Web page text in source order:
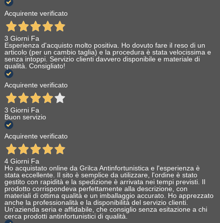
Acquirente verificato
3 Giorni Fa
Esperienza d'acquisto molto positiva. Ho dovuto fare il reso di un
articolo (per un cambio taglia) e la procedura è stata velocissima e
senza intoppi. Servizio clienti davvero disponibile e materiale di
qualità. Consigliato!
Acquirente verificato
3 Giorni Fa
Buon servizio
Acquirente verificato
4 Giorni Fa
Ho acquistato online da Grilca Antinfortunistica e l'esperienza è
stata eccellente. Il sito è semplice da utilizzare, l'ordine è stato
gestito con rapidità e la spedizione è arrivata nei tempi previsti. Il
prodotto corrispondeva perfettamente alla descrizione, con
materiali di ottima qualità e un imballaggio accurato. Ho apprezzato
anche la professionalità e la disponibilità del servizio clienti.
Un'azienda seria e affidabile, che consiglio senza esitazione a chi
cerca prodotti antinfortunistici di qualità.